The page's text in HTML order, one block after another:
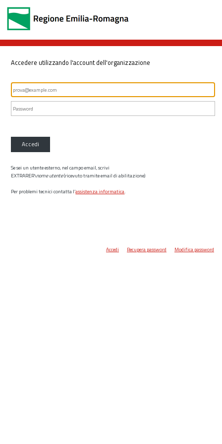
Accedere utilizzando l'account dell'organizzazione
Accedi
Se sei un utente esterno, nel campo email, scrivi
EXTRARER\nome utente(ricevuto tramite email di abilitazione)
Per problemi tecnici contatta l’assistenza informatica.
Accedi Recupera password Modifica password